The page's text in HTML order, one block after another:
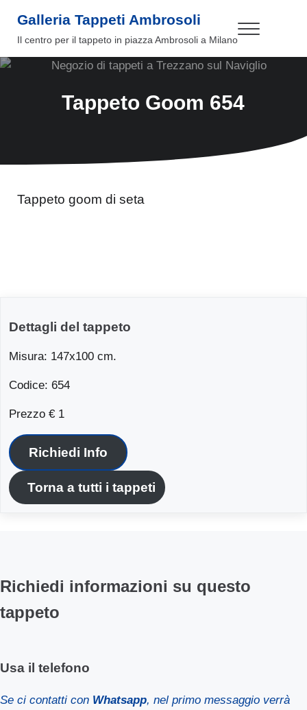
Galleria Tappeti Ambrosoli
Il centro per il tappeto in piazza Ambrosoli a Milano Menu
Tappeto Goom 654
Tappeto goom di seta
Dettagli del tappeto
Misura: 147x100 cm.
Codice: 654
Prezzo € 1
Richiedi Info
Torna a tutti i tappeti
Richiedi informazioni su questo
tappeto
Usa il telefono
Se ci contatti con Whatsapp, nel primo messaggio verrà